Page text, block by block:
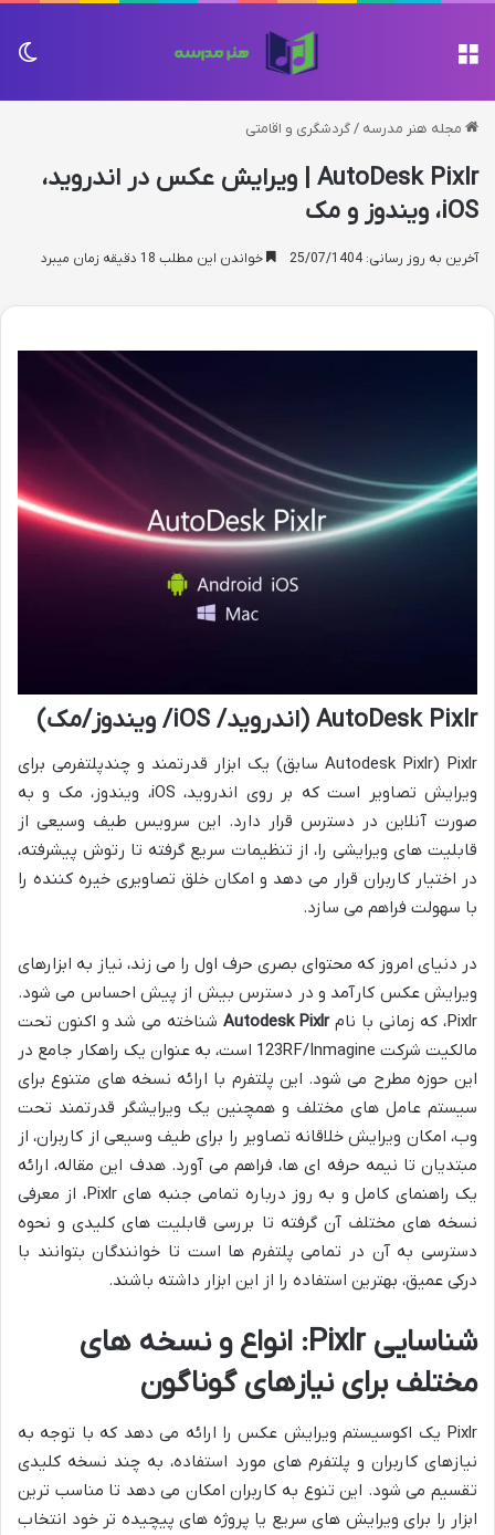
مجله هنر مدرسه /گردشگری و اقامتی
AutoDesk Pixlr | ویرایش عکس در اندروید،
iOS، ویندوز و مک
آخرین به روز رسانی: 25/07/1404 خواندن این مطلب 18 دقیقه زمان میبرد
AutoDesk Pixlr (اندروید/ iOS/ ویندوز/مک)
Pixlr (Autodesk Pixlr سابق) یک ابزار قدرتمند و چندپلتفرمی برای
ویرایش تصاویر است که بر روی اندروید، iOS، ویندوز، مک و به
صورت آنلاین در دسترس قرار دارد. این سرویس طیف وسیعی از
قابلیت های ویرایشی را، از تنظیمات سریع گرفته تا رتوش پیشرفته،
در اختیار کاربران قرار می دهد و امکان خلق تصاویری خیره کننده را
با سهولت فراهم می سازد.
در دنیای امروز که محتوای بصری حرف اول را می زند، نیاز به ابزارهای
ویرایش عکس کارآمد و در دسترس بیش از پیش احساس می شود.
Pixlr، که زمانی با نام
Autodesk Pixlr شناخته می شد و اکنون تحت
مالکیت شرکت 123RF/Inmagine است، به عنوان یک راهکار جامع در
این حوزه مطرح می شود. این پلتفرم با ارائه نسخه های متنوع برای
سیستم عامل های مختلف و همچنین یک ویرایشگر قدرتمند تحت
وب، امکان ویرایش خلاقانه تصاویر را برای طیف وسیعی از کاربران، از
مبتدیان تا نیمه حرفه ای ها، فراهم می آورد. هدف این مقاله، ارائه
یک راهنمای کامل و به روز درباره تمامی جنبه های Pixlr، از معرفی
نسخه های مختلف آن گرفته تا بررسی قابلیت های کلیدی و نحوه
دسترسی به آن در تمامی پلتفرم ها است تا خوانندگان بتوانند با
درکی عمیق، بهترین استفاده را از این ابزار داشته باشند.
شناسایی Pixlr: انواع و نسخه های
مختلف برای نیازهای گوناگون
Pixlr یک اکوسیستم ویرایش عکس را ارائه می دهد که با توجه به
نیازهای کاربران و پلتفرم های مورد استفاده، به چند نسخه کلیدی
تقسیم می شود. این تنوع به کاربران امکان می دهد تا مناسب ترین
ابزار را برای ویرایش های سریع یا پروژه های پیچیده تر خود انتخاب